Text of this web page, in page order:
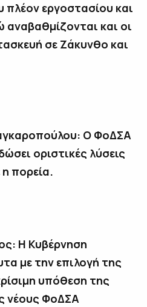
πλέον εργοστασίου και
αναβαθμίζονται και οι
σε Ζάκυνθο και
Ο ΦοΔΣΑ
οριστικές λύσεις
πορεία.
Η Κυβέρνηση
με την επιλογή της
υπόθεση της
νέους ΦοΔΣΑ